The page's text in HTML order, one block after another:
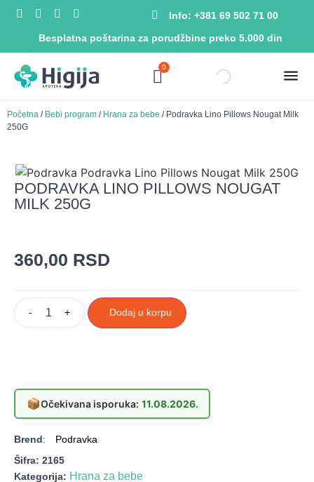
Besplatna poštarina za porudžbine preko 5.000 din
Info: +381 69 502 71 00
0
Početna / Bebi program / Hrana za bebe / Podravka Lino Pillows Nougat Milk
250G
PODRAVKA LINO PILLOWS NOUGAT
MILK 250G
360,00 RSD
- + Dodaj u korpu
📦Očekivana isporuka: 11.08.2026.
Brend:
Podravka
Šifra: 2165
Kategorija: Hrana za bebe